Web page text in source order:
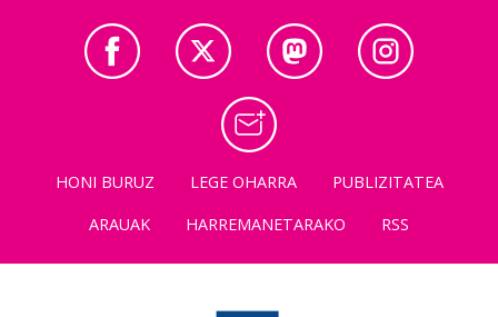
HONI BURUZ LEGE OHARRA
PUBLIZITATEA
ARAUAK
HARREMANETARAKO RSS